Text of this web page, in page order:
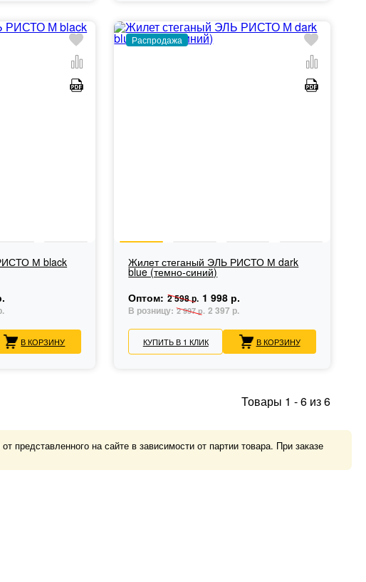
М black
В КОРЗИНУ
Распродажа
Жилет стеганый ЭЛЬ РИСТО М dark
blue (темно-синий)
Оптом: 2 598 р. 1 998 р.
В розницу:2 997 р. 2 397 р.
КУПИТЬ В 1 КЛИК В КОРЗИНУ
Товары 1 -6 из6
на сайте в зависимости от партии товара. При заказе